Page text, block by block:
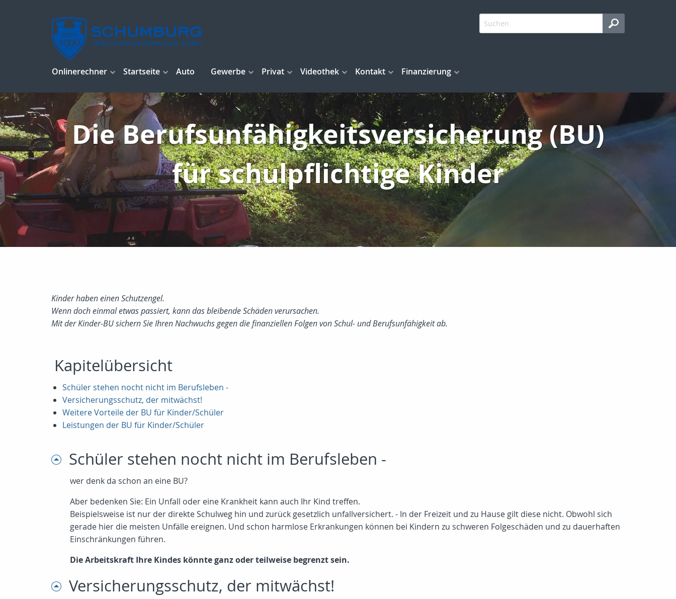
Onlinerechner Startseite Auto Gewerbe Privat Videothek Kontakt Finanzierung
Die Berufsunfähigkeitsversicherung (BU)
für schulpflichtige Kinder
Kinder haben einen Schutzengel.
Wenn doch einmal etwas passiert, kann das bleibende Schäden verursachen.
Mit der Kinder-BU sichern Sie Ihren Nachwuchs gegen die finanziellen Folgen von Schul- und Berufsunfähigkeit ab.
Kapitelübersicht
Schüler stehen nocht nicht im Berufsleben -
Versicherungsschutz, der mitwächst!
Weitere Vorteile der BU für Kinder/Schüler
Leistungen der BU für Kinder/Schüler
Schüler stehen nocht nicht im Berufsleben -
wer denk da schon an eine BU?
Aber bedenken Sie: Ein Unfall oder eine Krankheit kann auch Ihr Kind treffen.
Beispielsweise ist nur der direkte Schulweg hin und zurück gesetzlich unfallversichert. - In der Freizeit und zu Hause gilt diese nicht. Obwohl sich
gerade hier die meisten Unfälle ereignen. Und schon harmlose Erkrankungen können bei Kindern zu schweren Folgeschäden und zu dauerhaften
Einschränkungen führen.
Die Arbeitskraft Ihre Kindes könnte ganz oder teilweise begrenzt sein.
Versicherungsschutz, der mitwächst!